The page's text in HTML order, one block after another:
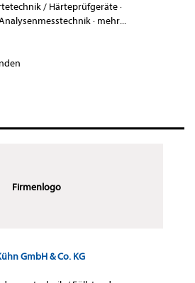
/ Härteprüfgeräte·
· mehr...
Firmenlogo
GmbH & Co. KG